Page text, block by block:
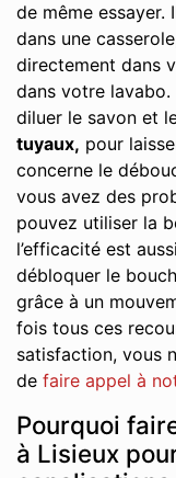
de même essayer.
dans une
directement dans
dans votre
diluer le savon et
tuyaux, pour
concerne le
vous avez des
pouvez utiliser la
l’efficacité est
débloquer le
grâce à un
fois tous ces
satisfaction, vous
de faire appel à
Pourquoi
à Lisieux